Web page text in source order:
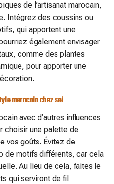
de l’artisanat marocain,
Intégrez des coussins ou
qui apportent une
également envisager
comme des plantes
pour apporter une
marocain chez soi
avec d’autres influences
choisir une palette de
vos goûts. Évitez de
de motifs différents, car cela
Au lieu de cela, faites le
qui serviront de fil